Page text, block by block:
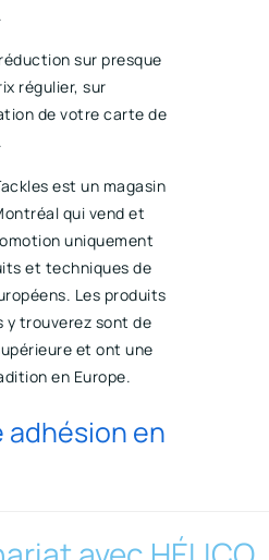
sur presque
régulier, sur
de votre carte de
est un magasin
qui vend et
uniquement
et techniques de
Les produits
y trouverez sont de
et ont une
en Europe.
en